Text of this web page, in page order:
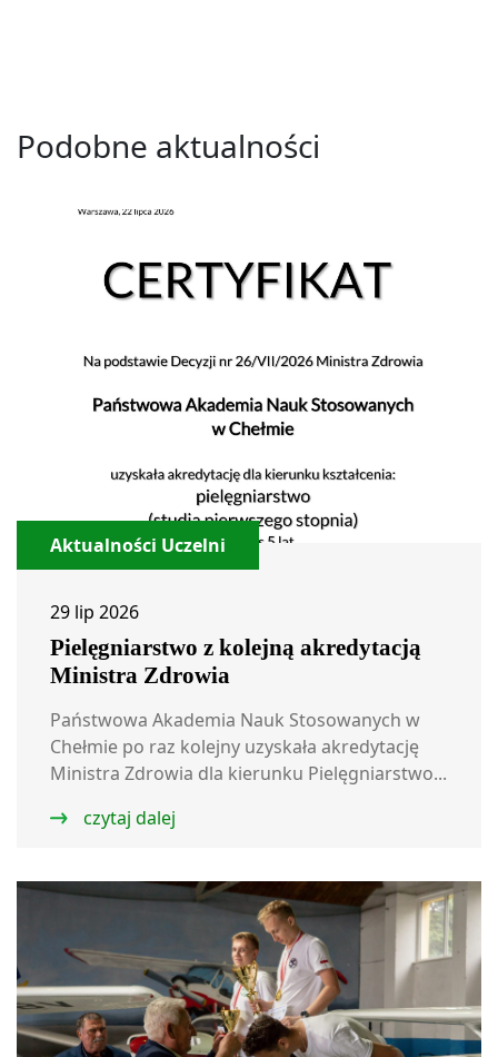
Podobne aktualności
Aktualności Uczelni
29 lip 2026
Pielęgniarstwo z kolejną akredytacją
Ministra Zdrowia
Państwowa Akademia Nauk Stosowanych w
Chełmie po raz kolejny uzyskała akredytację
Ministra Zdrowia dla kierunku Pielęgniarstwo...
czytaj dalej